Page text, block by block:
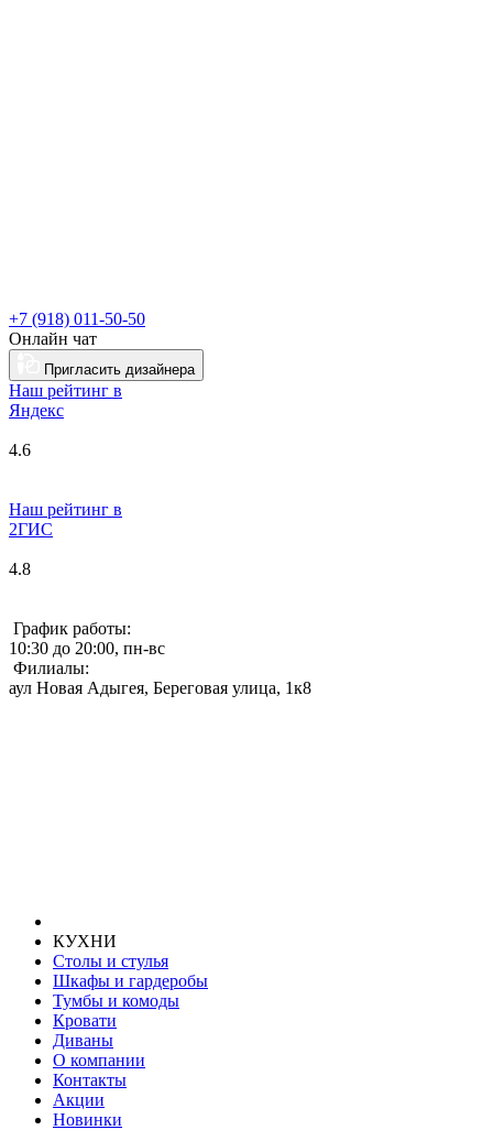
+7 (918) 011-50-50
Онлайн чат
Пригласить дизайнера
Наш рейтинг в
Яндекс
4.6
Наш рейтинг в
2ГИС
4.8
График работы:
10:30 до 20:00, пн-вс
Филиалы:
аул Новая Адыгея, Береговая улица, 1к8
КУХНИ
Столы и стулья
Шкафы и гардеробы
Тумбы и комоды
Кровати
Диваны
О компании
Контакты
Акции
Новинки